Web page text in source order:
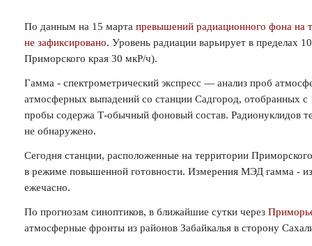
По данным на 15 марта превышений радиационного фона на
не зафиксировано. Уровень радиации варьирует в пределах
Приморского края 30 мкР/ч).
Гамма - спектрометрический экспресс — анализ проб
атмосферных выпадений со станции Садгород, отобранных с
пробы содержа Т-обычный фоновый состав. Радионуклидов
не обнаружено.
Сегодня станции, расположенные на территории
в режиме повышенной готовности. Измерения МЭД гамма -
ежечасно.
По прогнозам синоптиков, в ближайшие сутки через
атмосферные фронты из районов Забайкалья в сторону